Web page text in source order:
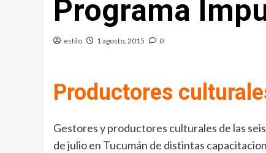
Programa
estilo 1 agosto, 2015 0
Productores
Gestores y productores culturales de las
de julio en Tucumán de distintas